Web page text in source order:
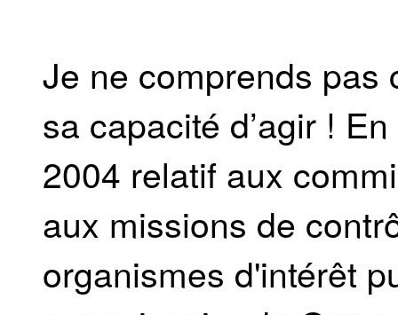
Je ne comprends pas
sa capacité d’agir !
2004 relatif aux
aux missions de
organismes d'intérêt